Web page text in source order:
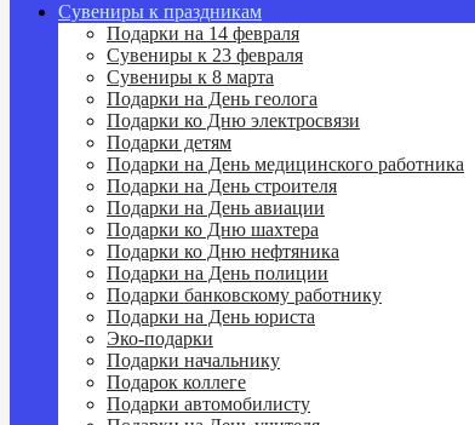
Сувениры к праздникам
Подарки на 14 февраля
Сувениры к 23 февраля
Сувениры к 8 марта
Подарки на День геолога
Подарки ко Дню электросвязи
Подарки детям
Подарки на День медицинского работника
Подарки на День строителя
Подарки на День авиации
Подарки ко Дню шахтера
Подарки ко Дню нефтяника
Подарки на День полиции
Подарки банковскому работнику
Подарки на День юриста
Эко-подарки
Подарки начальнику
Подарок коллеге
Подарки автомобилисту